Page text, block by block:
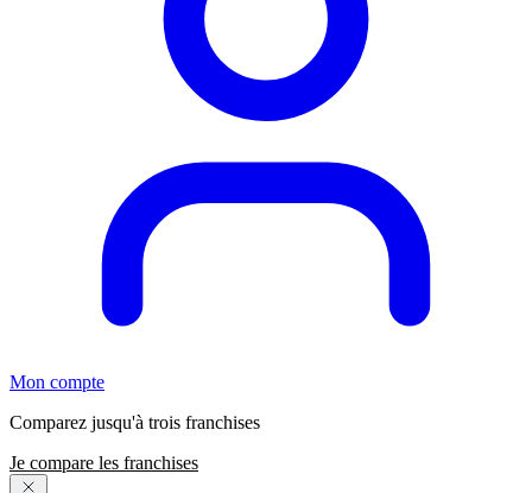
Mon compte
Comparez jusqu'à trois franchises
Je compare les franchises